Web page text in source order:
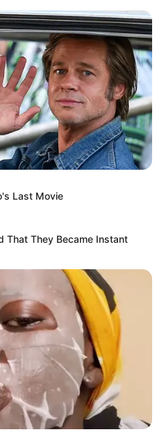
qanun bələdiyyə
Bizi Twitter-da
izləyin
247 90 86
Last Movie
That They Became Instant